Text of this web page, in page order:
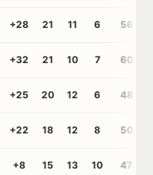
+28 21 11 6 56
+32 21 10 7 60
+25 20 12 6 48
+22 18 12 8 50
+8 15 13 10 47